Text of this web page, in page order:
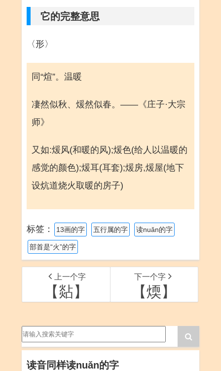
它的完整意思
〈形〉
同“煊”。温暖
凄然似秋、煖然似春。——《庄子·大宗
师》
又如:煖风(和暖的风);煖色(给人以温暖的
感觉的颜色);煖耳(耳套);煖房,煖屋(地下
设炕道烧火取暖的房子)
标签： 13画的字 五行属的字 读nuǎn的字
部首是“火”的字
上一个字
【煔】
下一个字
【煗】
读音同样读nuǎn的字